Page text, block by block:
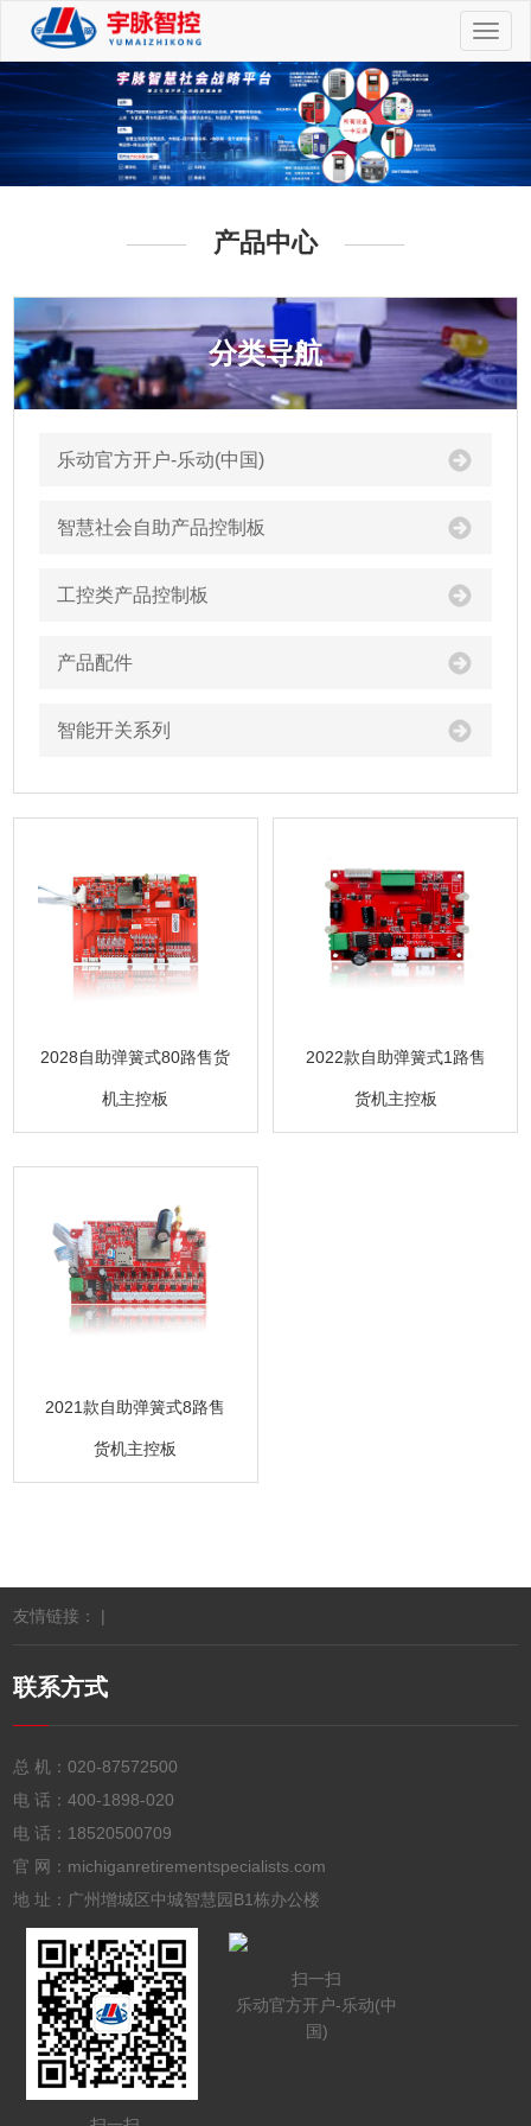
切
换
航
产品中心
分类导航
乐动官方开户-乐动(中国)
智慧社会自助产品控制板
工控类产品控制板
产品配件
智能开关系列
2028自助弹簧式80路售货
机主控板
2022款自助弹簧式1路售
货机主控板
2021款自助弹簧式8路售
货机主控板
友情链接： |
联系方式
总 机：020-87572500
电 话：400-1898-020
电 话： 18520500709
官 网：michiganretirementspecialists.com
地 址：广州增城区中城智慧园B1栋办公楼
扫一扫
乐动官方开户-乐动(中
国)